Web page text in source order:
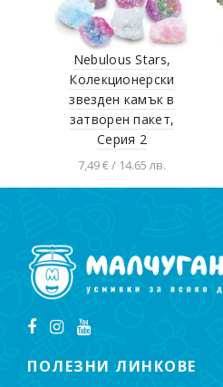
Nebulous Stars,
Колекционерски
звезден камък в
затворен пакет,
Серия 2
7,49 € / 14.65 лв.
Добавяне в
ПОЛЕЗНИ ЛИНКОВЕ